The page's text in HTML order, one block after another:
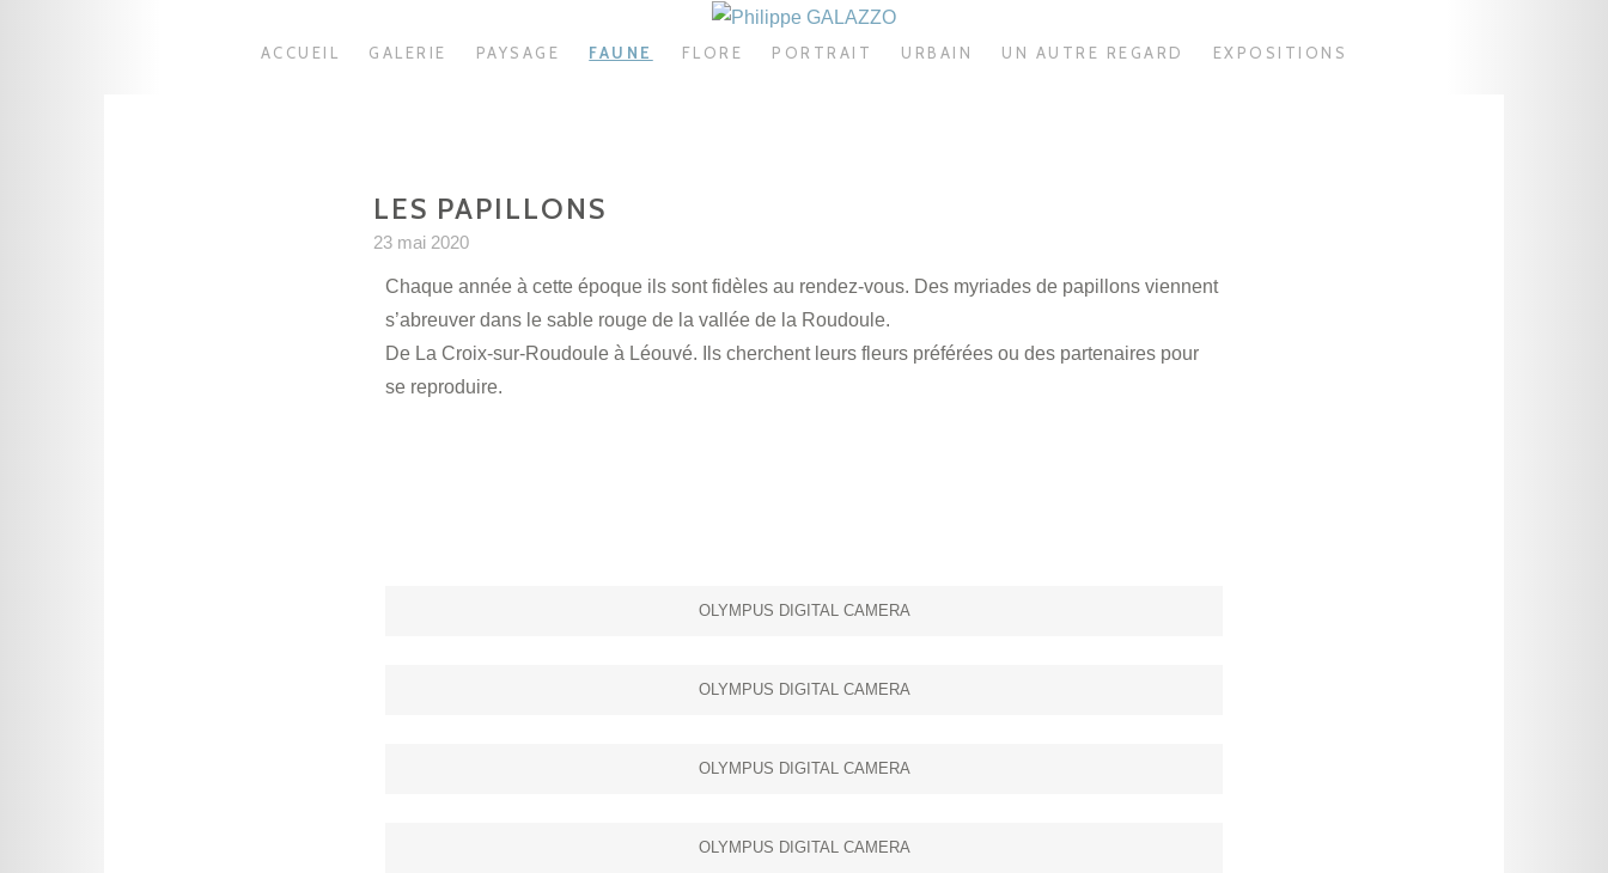
ACCUEIL GALERIE PAYSAGE FAUNE FLORE PORTRAIT URBAIN UN AUTRE REGARD EXPOSITIONS
LES PAPILLONS
23 mai 2020
Chaque année à cette époque ils sont fidèles au rendez-vous. Des myriades de papillons viennent
s’abreuver dans le sable rouge de la vallée de la Roudoule.
De La Croix-sur-Roudoule à Léouvé. Ils cherchent leurs fleurs préférées ou des partenaires pour
se reproduire.
OLYMPUS DIGITAL CAMERA
OLYMPUS DIGITAL CAMERA
OLYMPUS DIGITAL CAMERA
OLYMPUS DIGITAL CAMERA